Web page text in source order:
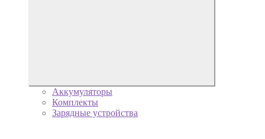
Аккумуляторы
Комплекты
Зарядные устройства